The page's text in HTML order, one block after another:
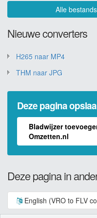
Alle
Nieuwe converters
H265 naar MP4
THM naar JPG
Deze pagina
Bladwijzer
Omzetten.nl
Deze pagina in
English (VRO to FLV